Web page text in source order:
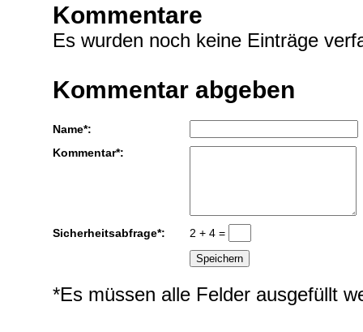
Kommentare
Es wurden noch keine Einträge
Kommentar abgeben
Name*:
Kommentar*:
Sicherheitsabfrage*: 2 + 4 =
*Es müssen alle Felder ausgefüllt